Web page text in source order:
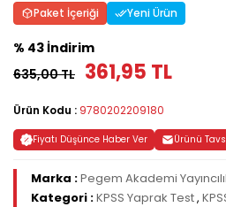
Paket İçeriği Yeni Ürün
% 43 İndirim
635,00 TL 361,95 TL
Ürün Kodu : 9780202209180
Fiyatı Düşünce Haber Ver Ürünü
Marka :Pegem Akademi
Kategori :KPSS Yaprak Test,